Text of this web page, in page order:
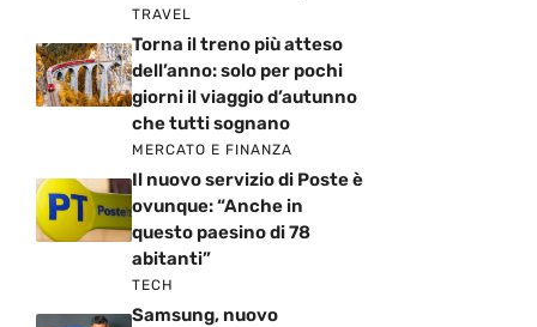
TRAVEL
Torna il treno più atteso
dell’anno: solo per pochi
giorni il viaggio d’autunno
che tutti sognano
MERCATO E FINANZA
Il nuovo servizio di Poste è
ovunque: “Anche in
questo paesino di 78
abitanti”
TECH
Samsung, nuovo